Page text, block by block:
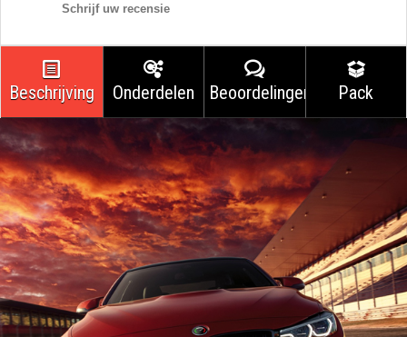
Schrijf uw recensie
Beschrijving Onderdelen Beoordelingen Pack